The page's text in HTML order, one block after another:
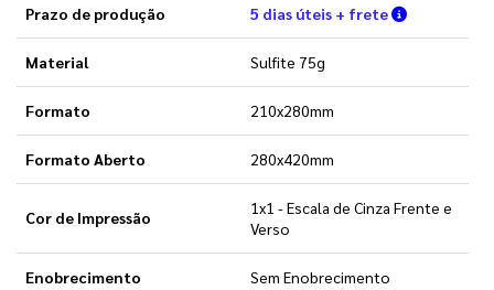
Prazo de produção 5 dias úteis + frete Verifique
Material Sulfite 75g
Formato 210x280mm
Formato Aberto 280x420mm
Cor de Impressão
1x1 - Escala de Cinza Frente e
Verso
Enobrecimento Sem Enobrecimento